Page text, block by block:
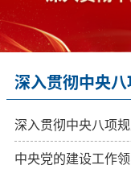
深入贯彻中央
深入贯彻中央八项规定精神学习教育
中央党的建设工作领导小组召开会议